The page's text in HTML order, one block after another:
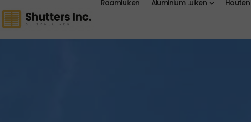
Raamluiken Aluminium Luiken Houten